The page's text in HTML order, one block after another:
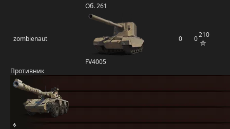
Об. 261
zombienaut
FV4005
0 0210
Противник